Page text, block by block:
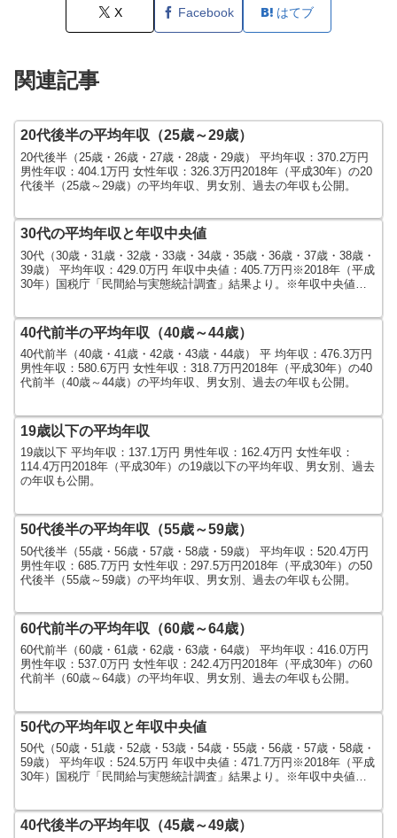
X Facebook はてブ
関連記事
20代後半の平均年収（25歳～29歳）
20代後半（25歳・26歳・27歳・28歳・29歳） 平均年収：370.2万円
男性年収：404.1万円 女性年収：326.3万円2018年（平成30年）の20
代後半（25歳～29歳）の平均年収、男女別、過去の年収も公開。
30代の平均年収と年収中央値
30代（30歳・31歳・32歳・33歳・34歳・35歳・36歳・37歳・38歳・
39歳） 平均年収：429.0万円 年収中央値：405.7万円※2018年（平成
30年）国税庁「民間給与実態統計調査」結果より。※年収中央値
40代前半の平均年収（40歳～44歳）
40代前半（40歳・41歳・42歳・43歳・44歳） 平 均年収：476.3万円
男性年収：580.6万円 女性年収：318.7万円2018年（平成30年）の40
代前半（40歳～44歳）の平均年収、男女別、過去の年収も公開。
19歳以下の平均年収
19歳以下 平均年収：137.1万円 男性年収：162.4万円 女性年収：
114.4万円2018年（平成30年）の19歳以下の平均年収、男女別、過去
の年収も公開。
50代後半の平均年収（55歳～59歳）
50代後半（55歳・56歳・57歳・58歳・59歳） 平均年収：520.4万円
男性年収：685.7万円 女性年収：297.5万円2018年（平成30年）の50
代後半（55歳～59歳）の平均年収、男女別、過去の年収も公開。
60代前半の平均年収（60歳～64歳）
60代前半（60歳・61歳・62歳・63歳・64歳） 平均年収：416.0万円
男性年収：537.0万円 女性年収：242.4万円2018年（平成30年）の60
代前半（60歳～64歳）の平均年収、男女別、過去の年収も公開。
50代の平均年収と年収中央値
50代（50歳・51歳・52歳・53歳・54歳・55歳・56歳・57歳・58歳・
59歳） 平均年収：524.5万円 年収中央値：471.7万円※2018年（平成
30年）国税庁「民間給与実態統計調査」結果より。※年収中央値
40代後半の平均年収（45歳～49歳）